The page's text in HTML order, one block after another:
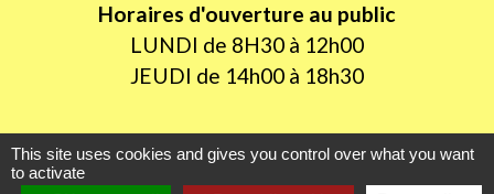
Horaires d'ouverture au public
LUNDI de 8H30 à 12h00
JEUDI de 14h00 à 18h30
Liens utiles
This site uses cookies and gives you control over what you want
to activate